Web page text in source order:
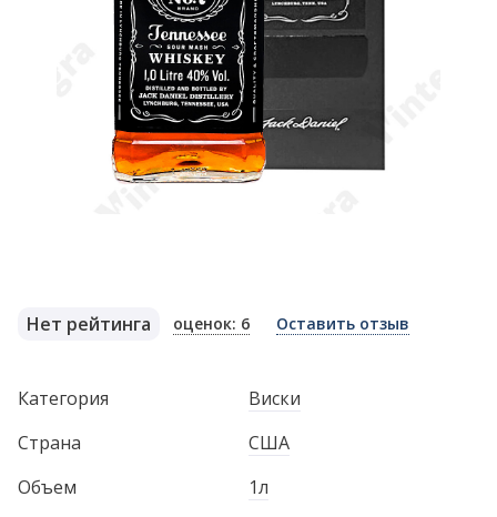
Нет рейтинга оценок: 6 Оставить отзыв
Категория
Виски
Страна
США
Объем
1л